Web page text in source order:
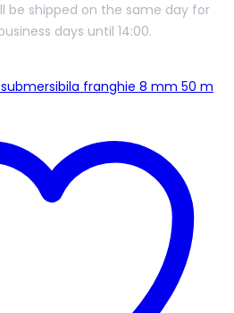
be shipped on the same day for
days until 14:00.